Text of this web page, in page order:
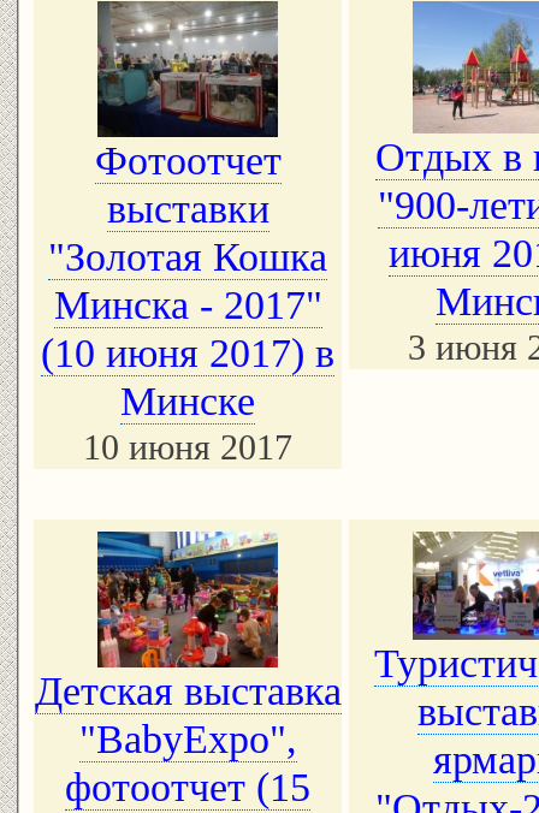
Фотоотчет
выставки
"Золотая Кошка
Минска - 2017"
(10 июня 2017) в
Минске
10 июня 2017
Отдых в
"900-
июня
3 июня
Детская выставка
"BabyExpo",
фотоотчет (15